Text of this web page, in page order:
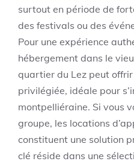
surtout en période de
des festivals ou des
Pour une expérience
hébergement dans le
quartier du Lez peut
privilégiée, idéale pour
montpelliéraine. Si vous
groupe, les locations
constituent une solution
clé réside dans une